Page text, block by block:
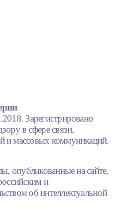
Зарегистрировано
в сфере связи,
и массовых коммуникаций.
опубликованные на сайте,
и
об интеллектуальной